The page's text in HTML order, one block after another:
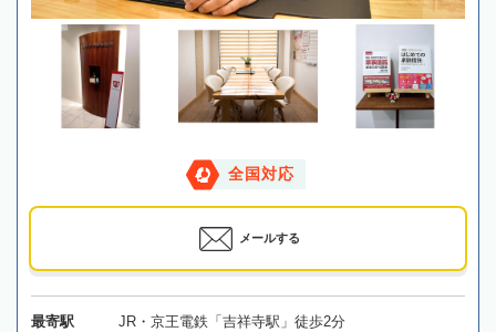
全国対応
メールする
最寄駅 JR・京王電鉄「吉祥寺駅」徒歩2分